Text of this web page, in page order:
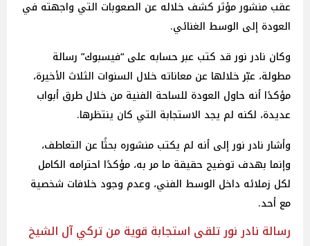
عقب منشور مؤثر كشف خلاله عن الصعوبات التي واجهته في
العودة إلى الوسط الغنائي.
وكان نادر نور قد كتب عبر حسابه على “فيسبوك” رسالة
مطولة، عبّر خلالها عن معاناته خلال السنوات الثلاث الأخيرة،
مؤكدًا أنه حاول العودة للساحة الفنية من خلال طرق أبواب
عديدة، لكنه لم يجد الاستجابة التي كان ينتظرها.
وأشار نادر نور إلى أنه لم يكتب منشوره بحثًا عن التعاطف،
وإنما بهدف توضيح حقيقة ما مر به، مؤكدًا احترامه الكامل
لكل زملائه داخل الوسط الفني، وعدم وجود خلافات شخصية
مع أحد.
رسالة نادر نور تلقى استجابة قوية من تركي آل الشيخ